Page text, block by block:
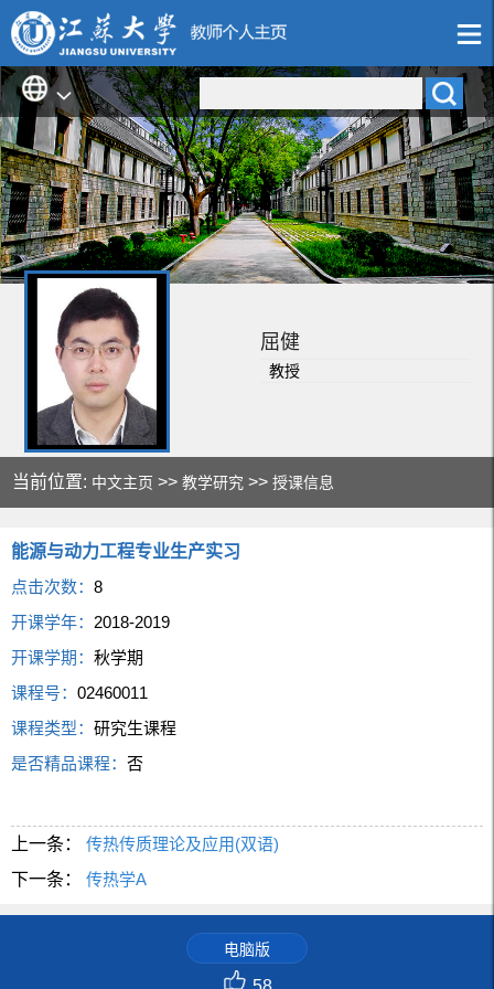
屈健
教授
当前位置: 中文主页 >>教学研究 >>授课信息
能源与动力工程专业生产实习
点击次数：8
开课学年： 2018-2019
开课学期：秋学期
课程号：02460011
课程类型：研究生课程
是否精品课程：否
上一条：
传热传质理论及应用(双语)
下一条：
传热学A
电脑版